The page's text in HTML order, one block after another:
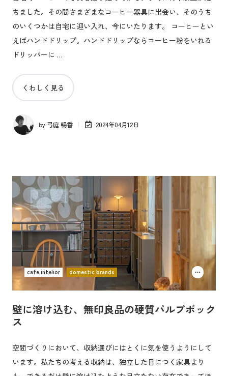
ちました。その間さまざまなコーヒー器具に出会い、そのうち
のいくつかは自宅に迎い入れ、今にいたります。 コーヒーとい
えばハンドドリップ。ハンドドリップならコーヒー粉をいれる
ドリッパーに …
くわしく見る
by 弓庭 暢香 2024年04月12日
壁に溶け込む、無印良品の硬質パルプボック
ス
空間づくりにおいて、収納選びにはとくに気を使うようにして
います。私たちの考える収納は、独立した目につく家具より
cafe intelior domestic brands